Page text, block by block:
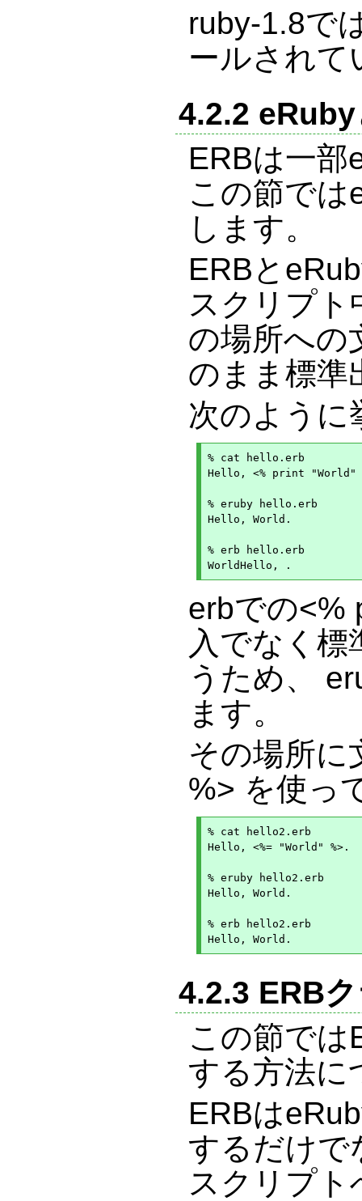
ruby-1.8で
ールされて
4.2.2
ERBは一部
この節では
します。
ERBと
スクリプト
の場所への
のまま標準
次のように
% cat hello.erb
Hello, <% print "World"
% eruby hello.erb
Hello, World.
% erb hello.erb
erbでの<%
入でなく標
うため、
ます。
その場所に
%> を使っ
% cat hello2.erb
Hello, <%= "World" %>.
% eruby hello2.erb
Hello, World.
% erb hello2.erb
4.2.3 ERB
この節では
する方法に
ERBは
するだけで
スクリプト